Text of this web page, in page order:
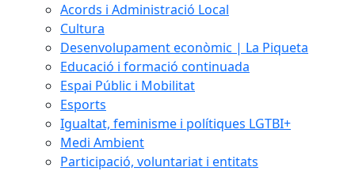
Acords i Administració Local
Cultura
Desenvolupament econòmic | La Piqueta
Educació i formació continuada
Espai Públic i Mobilitat
Esports
Igualtat, feminisme i polítiques LGTBI+
Medi Ambient
Participació, voluntariat i entitats